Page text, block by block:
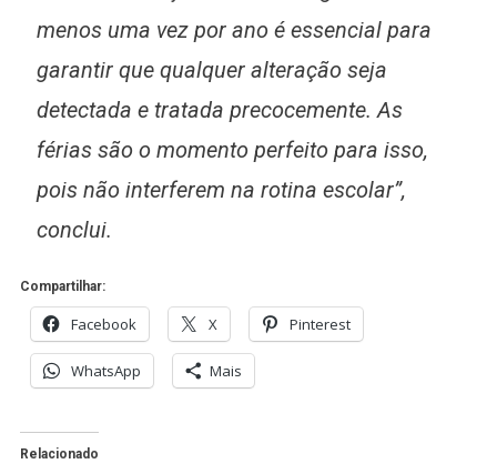
menos uma vez por ano é essencial para
garantir que qualquer alteração seja
detectada e tratada precocemente. As
férias são o momento perfeito para isso,
pois não interferem na rotina escolar”,
conclui.
Compartilhar:
Facebook X Pinterest
WhatsApp Mais
Relacionado